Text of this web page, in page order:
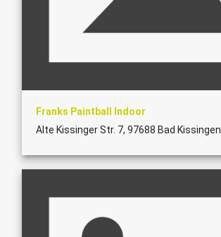
Franks Paintball Indoor
Alte Kissinger Str. 7, 97688 Bad Kissingen